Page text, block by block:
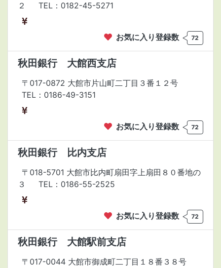
２
TEL：0182-45-5271
お気に入り登録数 72
秋田銀行 大館西支店
〒017-0872 大館市片山町二丁目３番１２号
TEL：0186-49-3151
お気に入り登録数 72
秋田銀行 比内支店
〒018-5701 大館市比内町扇田字上扇田８０番地の
３
TEL：0186-55-2525
お気に入り登録数 72
秋田銀行 大館駅前支店
〒017-0044 大館市御成町二丁目１８番３８号